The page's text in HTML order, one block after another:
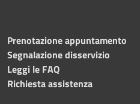
Prenotazione appuntamento
Segnalazione disservizio
Leggi le FAQ
Richiesta assistenza